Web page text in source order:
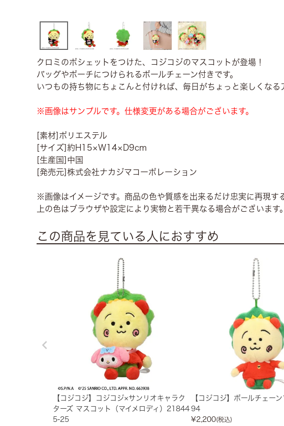
クロミのポシェットをつけた、コジコジのマスコットが登場！
バッグやポーチにつけられるボールチェーン付きです。
いつもの持ち物にちょこんと付ければ、毎日がちょっと楽しくな
※画像はサンプルです。仕様変更がある場合がございます。
[素材]ポリエステル
[サイズ]約H15×W14×D9cm
[生産国]中国
[発売元]株式会社ナカジマコーポレーション
※画像はイメージです。商品の色や質感を出来るだけ忠実に再現す
上の色はブラウザや設定により実物と若干異なる場合がございます。
この商品を見ている人におすすめ
【コジコジ】コジコジ×サンリオキャラク
ターズ マスコット（マイメロディ）21844
5-25
【コジコジ】ボールチェー
94
¥2,200(税込)